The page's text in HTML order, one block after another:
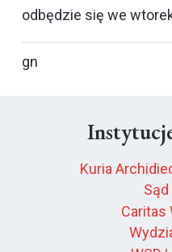
odbędzie się we
gn
Kuria
Caritas